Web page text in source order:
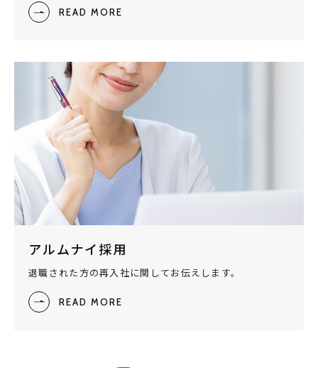
READ MORE
アルムナイ採用
退職された方の再入社に関してお伝えします。
READ MORE